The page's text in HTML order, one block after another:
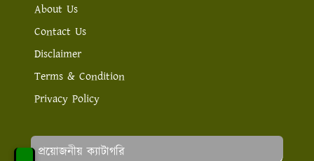
About Us
Contact Us
Disclaimer
Terms & Condition
Privacy Policy
প্রয়োজনীয় ক্যাটাগরি